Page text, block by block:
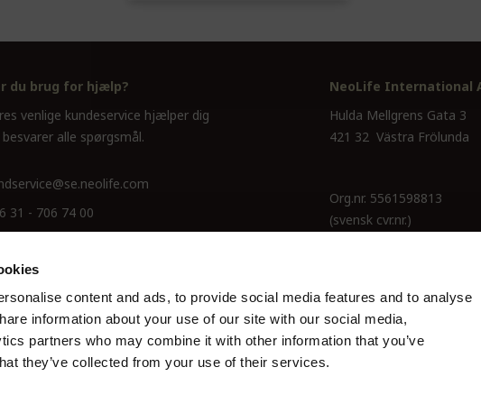
content and ads, to provide social media features and to analyse
information about your use of our site with our social media,
partners who may combine it with other information that you’ve
they’ve collected from your use of their services.
du brug for hjælp?
venlige kundeservice hjælper dig
alle spørgsmål.
31 - 706 74 00
NeoLife International
Hulda Mellgrens Gata 3
421 32 Västra Frölunda
Org.nr. 5561598813
(svensk cvr.nr.)